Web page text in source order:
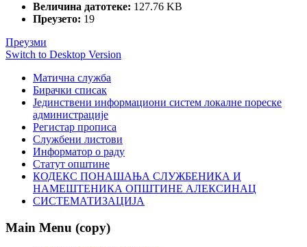
Величина датотеке: 127.76 KB
Преузето: 19
Преузми
Switch to Desktop Version
Матична служба
Бирачки списак
Јединствени информациони систем локалне пореске
администрације
Регистар прописа
Службени листови
Информатор о раду
Статут општине
КОДЕКС ПОНАШАЊА СЛУЖБЕНИКА И
НАМЕШТЕНИКА ОПШТИНЕ АЛЕКСИНАЦ
СИСТЕМАТИЗАЦИЈА
Main Menu (copy)